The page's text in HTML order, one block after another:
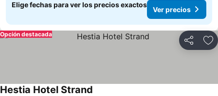
Elige fechas para ver los precios exactos
Ver precios
Compartir
Opción destacada
Hestia Hotel Strand